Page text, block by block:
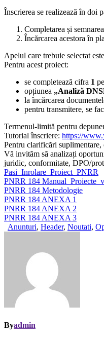
Înscrierea se realizează în doi
Completarea și
Încărcarea acestora în
Apelul care trebuie selectat
Pentru acest proiect:
se completează cifra 1
opțiunea „Analiză
la încărcarea
pentru transmitere, se
Termenul-limită pentru
Tutorial înscriere: https://
Pentru clarificări
Vă invităm să analizați
juridic, conformitate, DPO/
Pasi_Inrolare_Proiect_PNRR
PNRR 184
PNRR 184 Metodologie
PNRR 184 ANEXA 1
PNRR 184 ANEXA 2
PNRR 184 ANEXA 3
Anunturi, Header, Noutati,
Byadmin